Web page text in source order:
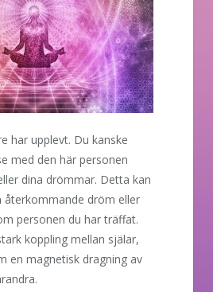
har upplevt. Du kanske
med den här personen
dina drömmar. Detta kan
dröm eller
personen du har träffat.
koppling mellan själar,
en magnetisk dragning av